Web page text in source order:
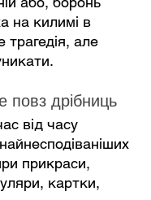
на килимі в
трагедія, але
повз дрібниць
від часу
прикраси,
картки,